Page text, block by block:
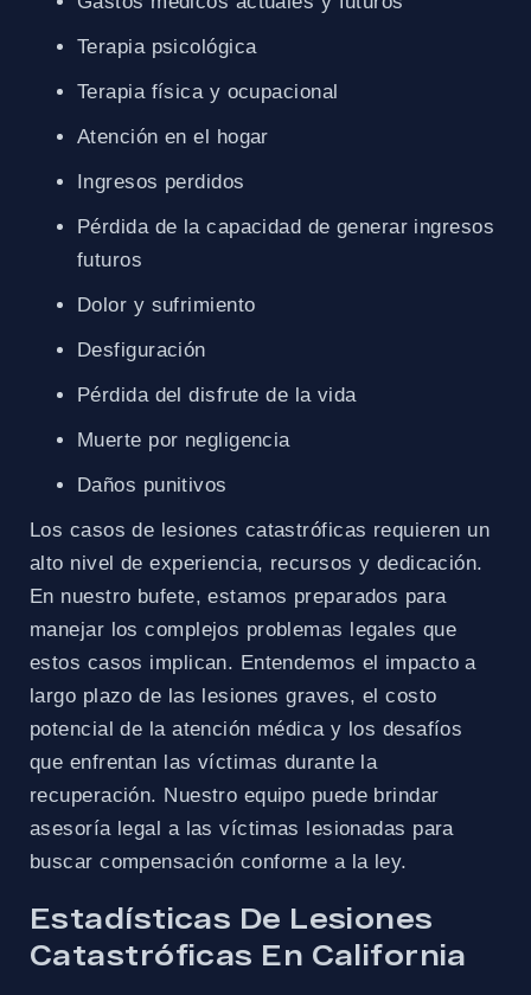
Terapia psicológica
Terapia física y ocupacional
Atención en el hogar
Ingresos perdidos
Pérdida de la capacidad de generar ingresos
futuros
Dolor y sufrimiento
Desfiguración
Pérdida del disfrute de la vida
Muerte por negligencia
Daños punitivos
Los casos de lesiones catastróficas requieren un
alto nivel de experiencia, recursos y dedicación.
En nuestro bufete, estamos preparados para
manejar los complejos problemas legales que
estos casos implican. Entendemos el impacto a
largo plazo de las lesiones graves, el costo
potencial de la atención médica y los desafíos
que enfrentan las víctimas durante la
recuperación. Nuestro equipo puede brindar
asesoría legal a las víctimas lesionadas para
buscar compensación conforme a la ley.
Estadísticas De Lesiones
Catastróficas En California